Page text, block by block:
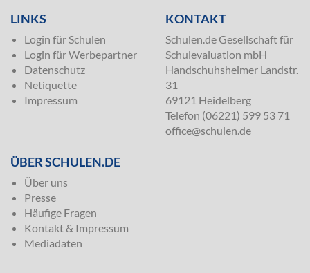
LINKS
Login für Schulen
Login für Werbepartner
Datenschutz
Netiquette
Impressum
KONTAKT
Schulen.de Gesellschaft für
Schulevaluation mbH
Handschuhsheimer Landstr.
31
69121 Heidelberg
Telefon (06221) 599 53 71
office@schulen.de
ÜBER SCHULEN.DE
Über uns
Presse
Häufige Fragen
Kontakt & Impressum
Mediadaten